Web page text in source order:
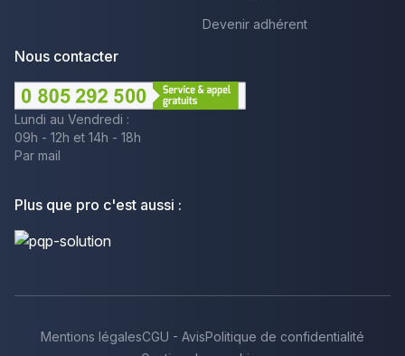
Devenir adhérent
Nous contacter
Lundi au Vendredi :
09h - 12h et 14h - 18h
Par mail
Plus que pro c'est aussi :
Mentions légalesCGU - AvisPolitique de confidentialité